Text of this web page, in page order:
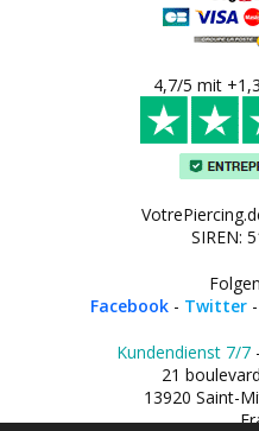
4,7/5 mit
SIREN:
Facebook - Twitter -
Kundendienst 7/7
21
13920 Saint-